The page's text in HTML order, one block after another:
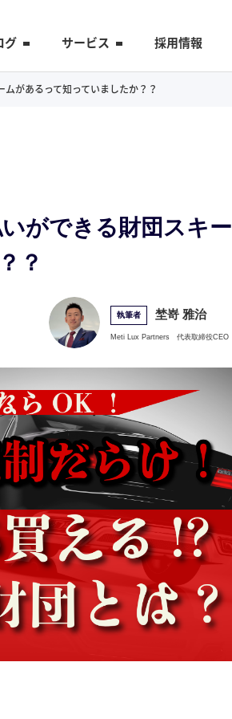
グ サービス 採用情報
があるって知っていましたか？？
ができる財団スキー
？
執筆者 埜嵜 雅治
Meti Lux Partners 代表取締役CEO